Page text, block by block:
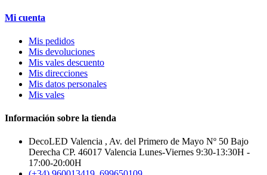
Mi cuenta
Mis pedidos
Mis devoluciones
Mis vales descuento
Mis direcciones
Mis datos personales
Mis vales
Información sobre la tienda
DecoLED Valencia , Av. del Primero de Mayo Nº 50 Bajo
Derecha CP. 46017 Valencia Lunes-Viernes 9:30-13:30H -
17:00-20:00H